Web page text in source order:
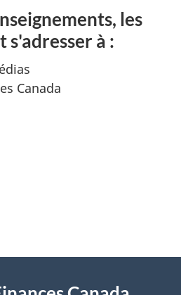
les
s'adresser à :
Canada